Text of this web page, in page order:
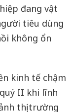
đang vật
tiêu dùng
không ổn
kinh tế chậm
II khi lĩnh
thị trường